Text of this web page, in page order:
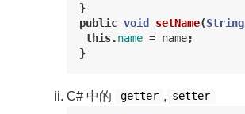
}
public void setName(String
this.name = name;
}
C# 中的 getter , setter